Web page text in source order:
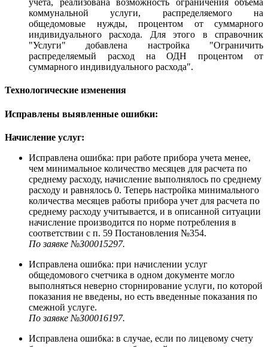
учета, реализована возможность ограничения объема
коммунальной услуги, распределяемого на
общедомовые нужды, процентом от суммарного
индивидуального расхода. Для этого в справочник
"Услуги" добавлена настройка "Ограничить
распределяемый расход на ОДН процентом от
суммарного индивидуального расхода".
Технологические изменения
Исправлены выявленные ошибки:
Начисление услуг:
Исправлена ошибка: при работе прибора учета менее,
чем минимальное количество месяцев для расчета по
среднему расходу, начисление выполнялось по среднему
расходу и равнялось 0. Теперь настройка минимального
количества месяцев работы прибора учет для расчета по
среднему расходу учитывается, и в описанной ситуации
начисление производится по норме потребления в
соответствии с п. 59 Постановления №354.
По заявке №З00015297.
Исправлена ошибка: при начислении услуг
общедомового счетчика в одном документе могло
выполняться неверно сторнирование услуги, по которой
показания не введены, но есть введенные показания по
смежной услуге.
По заявке №З00016197.
Исправлена ошибка: в случае, если по лицевому счету